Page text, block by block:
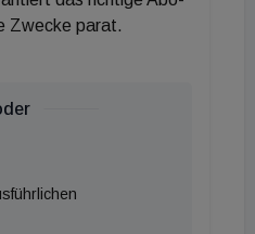
ein wichtiger Beitrag,
Forschung zu den
Kreislaufwirtschaft
Zwecke parat.